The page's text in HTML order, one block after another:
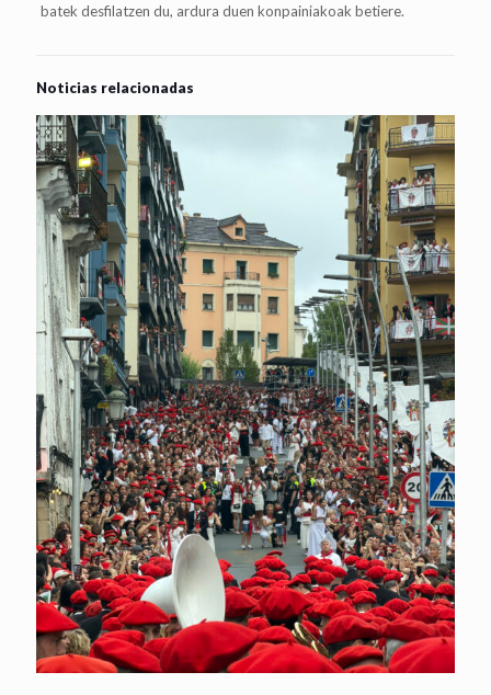
batek desfilatzen du, ardura duen konpainiakoak betiere.
Noticias relacionadas